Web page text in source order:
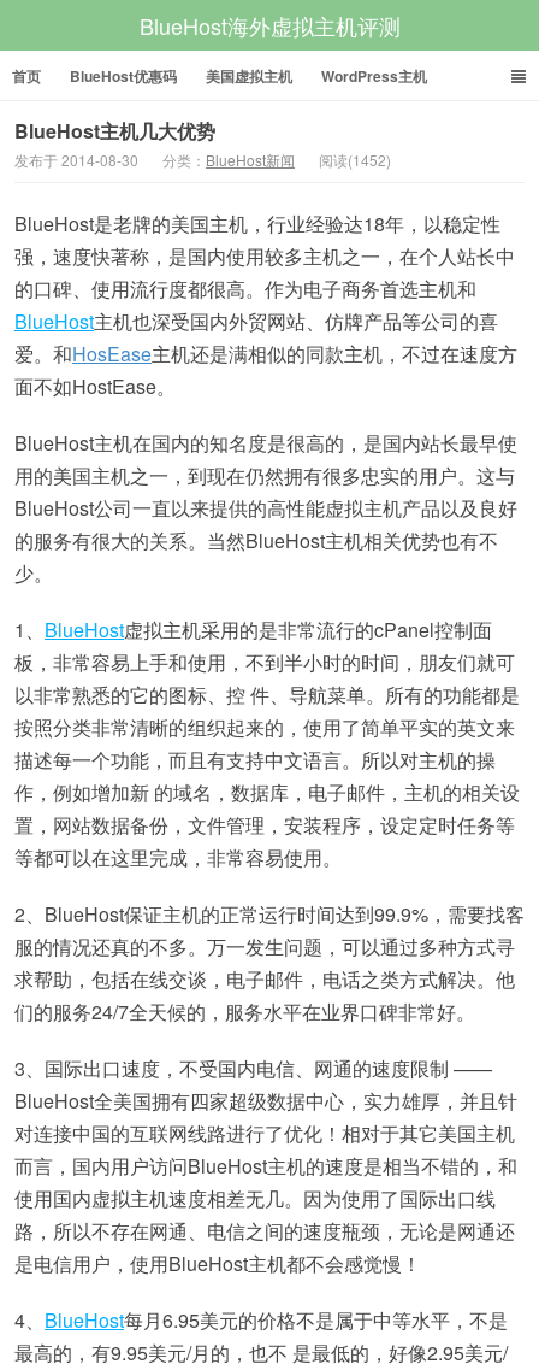
BlueHost海外虚拟主机评测
首页 BlueHost优惠码 美国虚拟主机 WordPress主机
美国VPS 美国服务器
BlueHost主机几大优势
发布于 2014-08-30 分类： BlueHost新闻 阅读(1452)
BlueHost是老牌的美国主机，行业经验达18年，以稳定性
强，速度快著称，是国内使用较多主机之一，在个人站长中
的口碑、使用流行度都很高。作为电子商务首选主机和
BlueHost主机也深受国内外贸网站、仿牌产品等公司的喜
爱。和HosEase主机还是满相似的同款主机，不过在速度方
面不如HostEase。
BlueHost主机在国内的知名度是很高的，是国内站长最早使
用的美国主机之一，到现在仍然拥有很多忠实的用户。这与
BlueHost公司一直以来提供的高性能虚拟主机产品以及良好
的服务有很大的关系。当然BlueHost主机相关优势也有不
少。
1、 BlueHost虚拟主机采用的是非常流行的cPanel控制面
板，非常容易上手和使用，不到半小时的时间，朋友们就可
以非常熟悉的它的图标、控 件、导航菜单。所有的功能都是
按照分类非常清晰的组织起来的，使用了简单平实的英文来
描述每一个功能，而且有支持中文语言。所以对主机的操
作，例如增加新 的域名，数据库，电子邮件，主机的相关设
置，网站数据备份，文件管理，安装程序，设定定时任务等
等都可以在这里完成，非常容易使用。
2、BlueHost保证主机的正常运行时间达到99.9%，需要找客
服的情况还真的不多。万一发生问题，可以通过多种方式寻
求帮助，包括在线交谈，电子邮件，电话之类方式解决。他
们的服务24/7全天候的，服务水平在业界口碑非常好。
3、国际出口速度，不受国内电信、网通的速度限制 ——
BlueHost全美国拥有四家超级数据中心，实力雄厚，并且针
对连接中国的互联网线路进行了优化！相对于其它美国主机
而言，国内用户访问BlueHost主机的速度是相当不错的，和
使用国内虚拟主机速度相差无几。因为使用了国际出口线
路，所以不存在网通、电信之间的速度瓶颈，无论是网通还
是电信用户，使用BlueHost主机都不会感觉慢！
4、 BlueHost每月6.95美元的价格不是属于中等水平，不是
最高的，有9.95美元/月的，也不 是最低的，好像2.95美元/